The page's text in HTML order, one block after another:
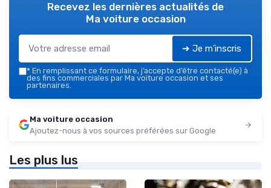
Recevez les dernières actualités de
Ma voiture occasion
➔ Je m'inscris
* En remplissant ce formulaire, j’accepte d’être contacté(e) à
des fins commerciales par Ma voiture occasion et ses
partenaires.
Ma voiture occasion
Ajoutez-nous à vos sources préférées sur Google
Les plus lus